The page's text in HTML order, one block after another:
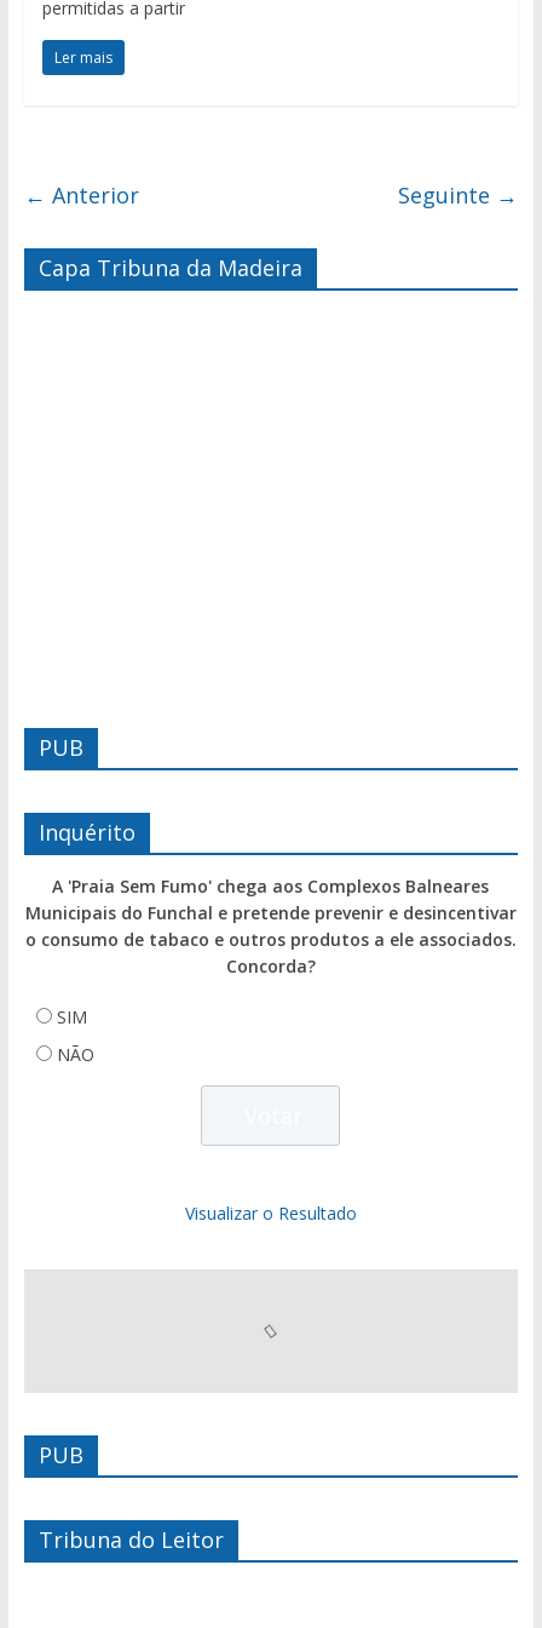
permitidas a partir
Ler mais
← Anterior Seguinte →
Capa Tribuna da Madeira
PUB
Inquérito
A 'Praia Sem Fumo' chega aos Complexos Balneares
Municipais do Funchal e pretende prevenir e desincentivar
o consumo de tabaco e outros produtos a ele associados.
Concorda?
SIM
NÃO
Visualizar o Resultado
PUB
Tribuna do Leitor